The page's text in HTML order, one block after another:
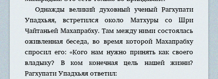
Однажды великий духовный ученый Рагхупати
Упадхьяя, встретился около Матхуры со Шри
Чайтаньей Махапрабху. Там между ними состоялась
оживленная беседа, во время которой Махапрабху
спросил его: «Кого нам нужно принять как своего
владыку? В ком конечная цель нашей жизни?
Рагхупати Упадхьяя ответил: